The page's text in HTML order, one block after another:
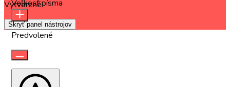
Vytvorené OneTap
Skryť panel nástrojov
Veľkosť písma
Predvolené